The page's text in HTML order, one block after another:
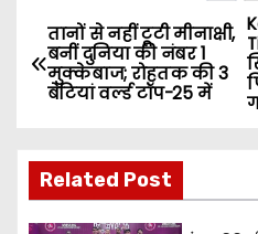
P
o
t
n
तानों से नहीं टूटी मीनाक्षी,
बनीं दुनिया की नंबर 1
मुक्केबाज; रोहतक की 3
बेटियां वर्ल्ड टॉप-25 में
Related Post